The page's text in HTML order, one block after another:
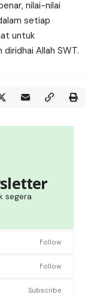
nilai-nilai
setiap
untuk
Allah SWT.
segera
Follow
Follow
Subscribe